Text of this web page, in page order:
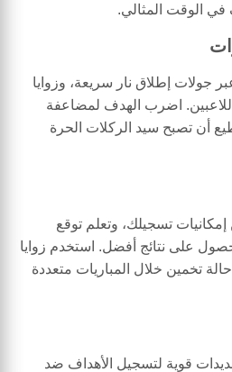
في الوقت المثالي.
جولات إطلاق نار سريعة، وزوايا
اضرب الهدف لمضاعفة
أن تصبح سيد الركلات الحرة
تسجيلك، وتعلم توقع
على نتائج أفضل. استخدم زوايا
تخمين خلال المباريات متعددة
قوية لتسجيل الأهداف ضد